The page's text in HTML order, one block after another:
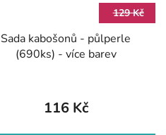
129 Kč
Sada kabošonů - půlperle
(690ks) - více barev
116 Kč